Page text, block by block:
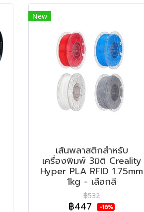
New
เส้นพลาสติกสำหรับ
เครื่องพิมพ์ 3มิติ Creality
Hyper PLA RFID 1.75mm
1kg - เลือกสี
฿532
฿447 -16%